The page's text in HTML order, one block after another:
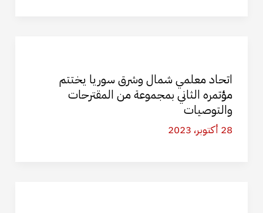
اتحاد معلمي شمال وشرق سوريا يختتم
مؤتمره الثاني بمجموعة من المقترحات
والتوصيات
28 أكتوبر، 2023